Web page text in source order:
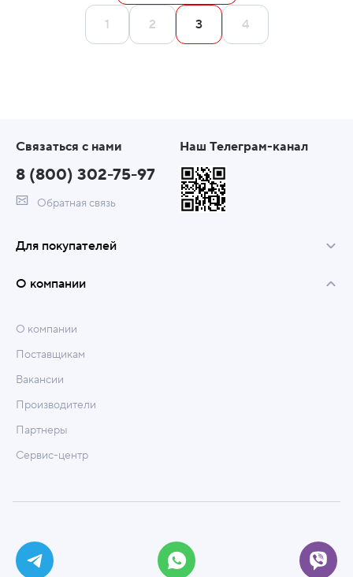
1 2 3 4
Связаться с нами
8 (800) 302-75-97
Обратная связь
Наш Телеграм-канал
Для покупателей
О компании
О компании
Поставщикам
Вакансии
Производители
Партнеры
Сервис-центр